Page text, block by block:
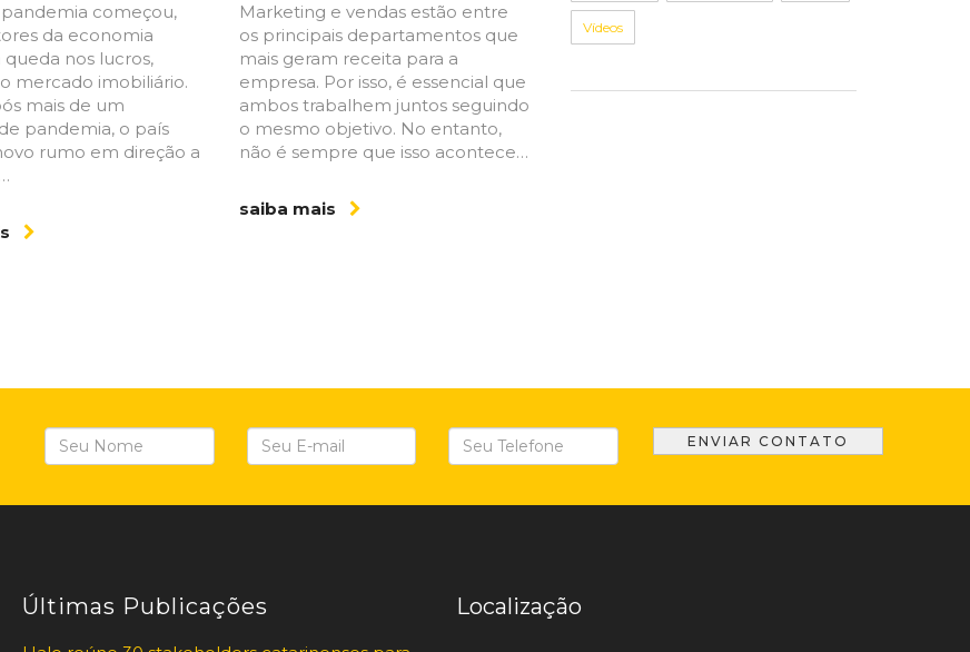
começou,
da economia
queda nos lucros,
mercado imobiliário.
mais de um
pandemia, o país
rumo em direção a
Marketing e vendas estão entre
os principais departamentos que
mais geram receita para a
empresa. Por isso, é essencial que
ambos trabalhem juntos seguindo
o mesmo objetivo. No entanto,
não é sempre que isso acontece…
saiba mais
Vídeos
Últimas Publicações Localização